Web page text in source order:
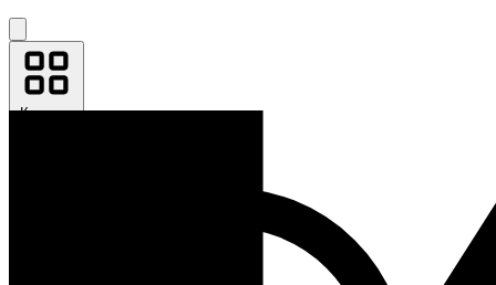
Каталог